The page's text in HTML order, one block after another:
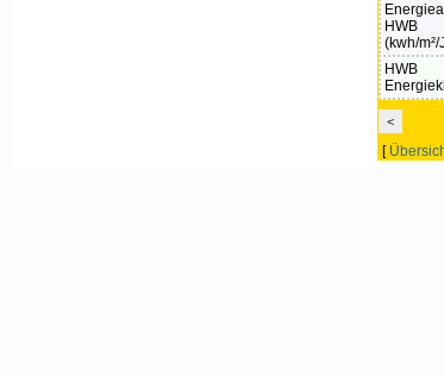
HWB
(kwh/m²/
HWB
<
[